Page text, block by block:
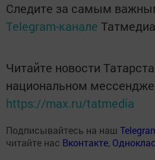
Следите за самым
Telegram-канале Татмедиа
Читайте новости
национальном
https://max.ru/tatmedia
Подписывайтесь на наш
читайте нас Вконтакте,